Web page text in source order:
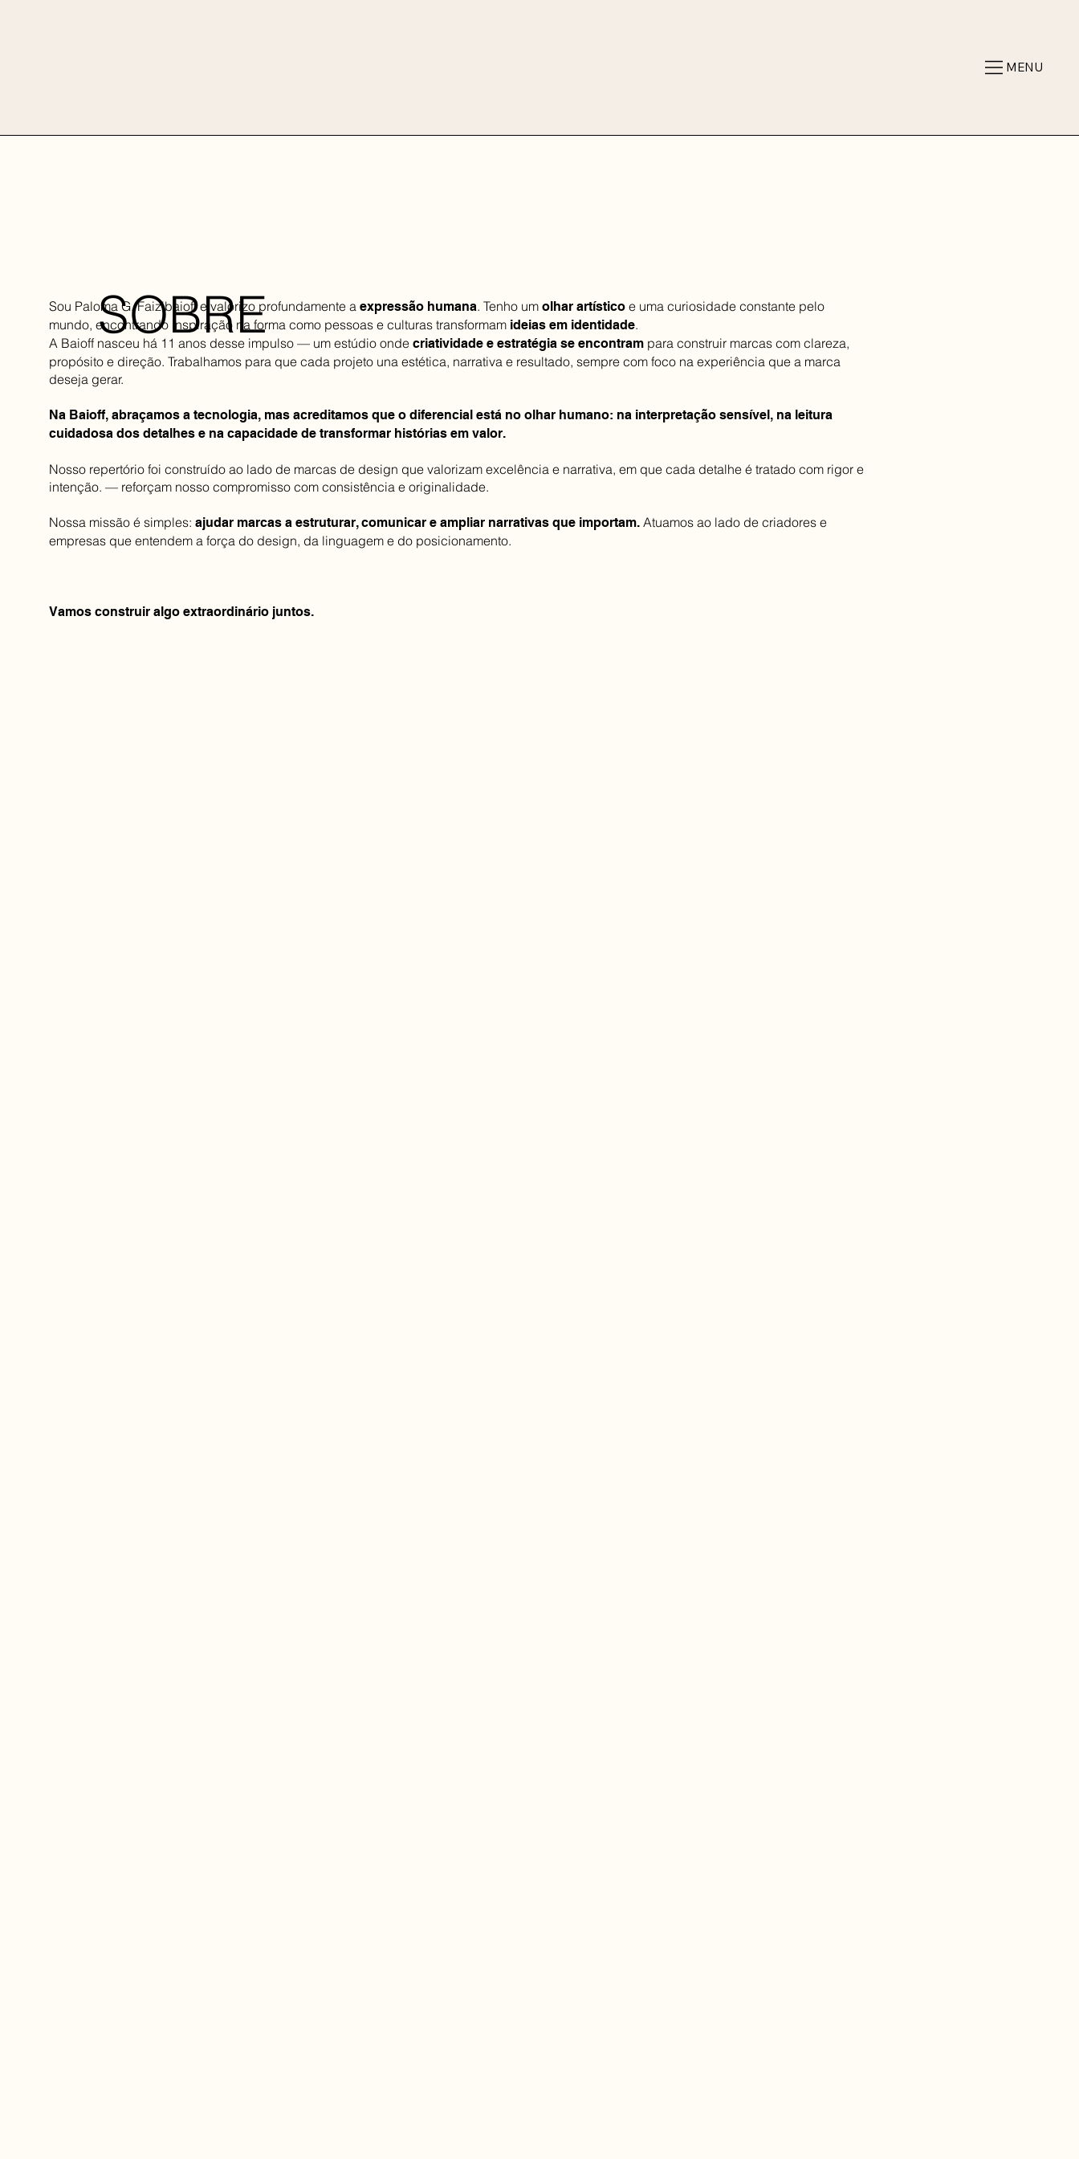
MENU
SOBRE
Sou Paloma G. Faizibaioff e valorizo profundamente aexpressão humana. Tenho umolhar artístico e uma curiosidade constante pelo
mundo, encontrando inspiração na forma como pessoas e culturas transformam ideias em identidade.
A Baioff nasceu há 11 anos desse impulso — um estúdio ondecriatividade e estratégia se encontram para construir marcas com clareza,
propósito e direção. Trabalhamos para que cada projeto una estética, narrativa e resultado, sempre com foco na experiência que a marca
deseja gerar.
Na Baioff, abraçamos a tecnologia, mas acreditamos que o diferencial está no olhar humano: na interpretação sensível, na leitura
cuidadosa dos detalhes e na capacidade de transformar histórias em valor.
Nosso repertório foi construído ao lado de marcas de design que valorizam excelência e narrativa, em que cada detalhe é tratado com rigor e
intenção. — reforçam nosso compromisso com consistência e originalidade.
Nossa missão é simples: ajudar marcas a estruturar, comunicar e ampliar narrativas que importam. Atuamos ao lado de criadores e
empresas que entendem a força do design, da linguagem e do posicionamento.
Vamos construir algo extraordinário juntos.